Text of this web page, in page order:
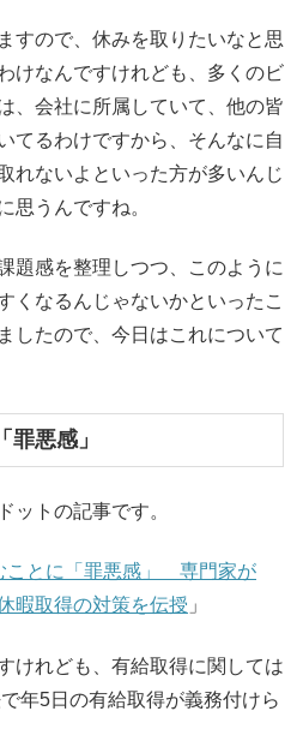
すので、休みを取りたいなと思
けなんですけれども、多くのビ
、会社に所属していて、他の皆
てるわけですから、そんなに自
れないよといった方が多いんじ
思うんですね。
題感を整理しつつ、このように
くなるんじゃないかといったこ
したので、今日はこれについて
悪感」
ットの記事です。
ことに「罪悪感」 専門家が
暇取得の対策を伝授 」
けれども、有給取得に関しては
年5日の有給取得が義務付けら